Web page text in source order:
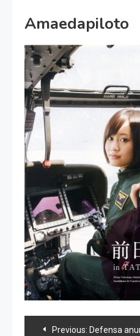
Amaedapiloto
Navegación
Previous: Defensa anuncia